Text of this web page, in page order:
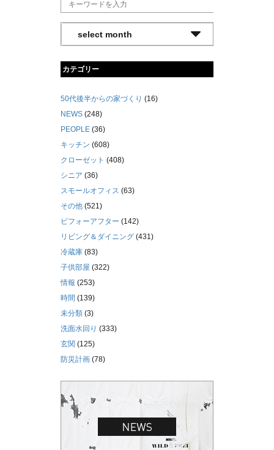
カテゴリー
50代後半からの家づくり (16)
NEWS (248)
PEOPLE (36)
キッチン (608)
クローゼット (408)
シニア (36)
スモールオフィス (63)
その他 (521)
ビフォーアフター (142)
リビング＆ダイニング (431)
冷蔵庫 (83)
子供部屋 (322)
情報 (253)
時間 (139)
未分類 (3)
洗面水回り (333)
玄関 (125)
防災計画 (78)